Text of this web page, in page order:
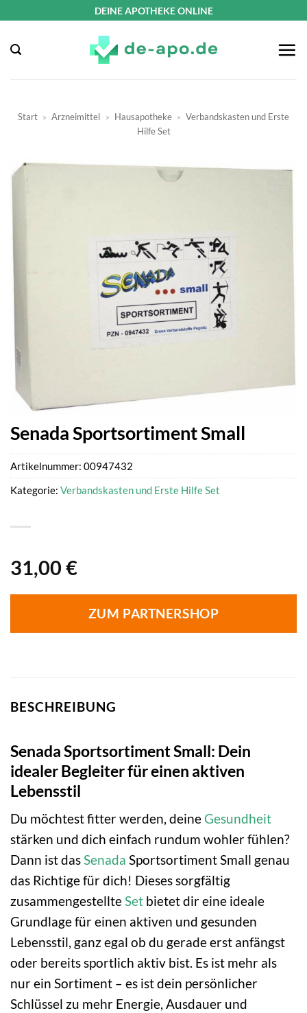
springen
DEINE APOTHEKE ONLINE
Start » Arzneimittel » Hausapotheke » Verbandskasten und Erste
Hilfe Set
Senada Sportsortiment Small
31,00 €
ZUM PARTNERSHOP
Artikelnummer: 00947432
Kategorie: Verbandskasten und Erste Hilfe Set
BESCHREIBUNG
Senada Sportsortiment Small: Dein
idealer Begleiter für einen aktiven
Lebensstil
Du möchtest fitter werden, deine Gesundheit
stärken und dich einfach rundum wohler fühlen?
Dann ist dasSenada Sportsortiment Small genau
das Richtige für dich! Dieses sorgfältig
zusammengestellteSet bietet dir eine ideale
Grundlage für einen aktiven und gesunden
Lebensstil, ganz egal ob du gerade erst anfängst
oder bereits sportlich aktiv bist. Es ist mehr als
nur ein Sortiment – es ist dein persönlicher
Schlüssel zu mehr Energie, Ausdauer und